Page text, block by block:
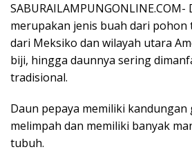
SABURAILAMPUNGONLINE.COM-
merupakan jenis buah dari pohon
dari Meksiko dan wilayah utara
biji, hingga daunnya sering
tradisional.
Daun pepaya memiliki kandungan
melimpah dan memiliki banyak
tubuh.